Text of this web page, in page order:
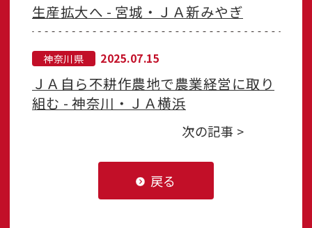
生産拡大へ - 宮城・ＪＡ新みやぎ
神奈川県 2025.07.15
ＪＡ自ら不耕作農地で農業経営に取り
組む - 神奈川・ＪＡ横浜
次の記事 >
戻る